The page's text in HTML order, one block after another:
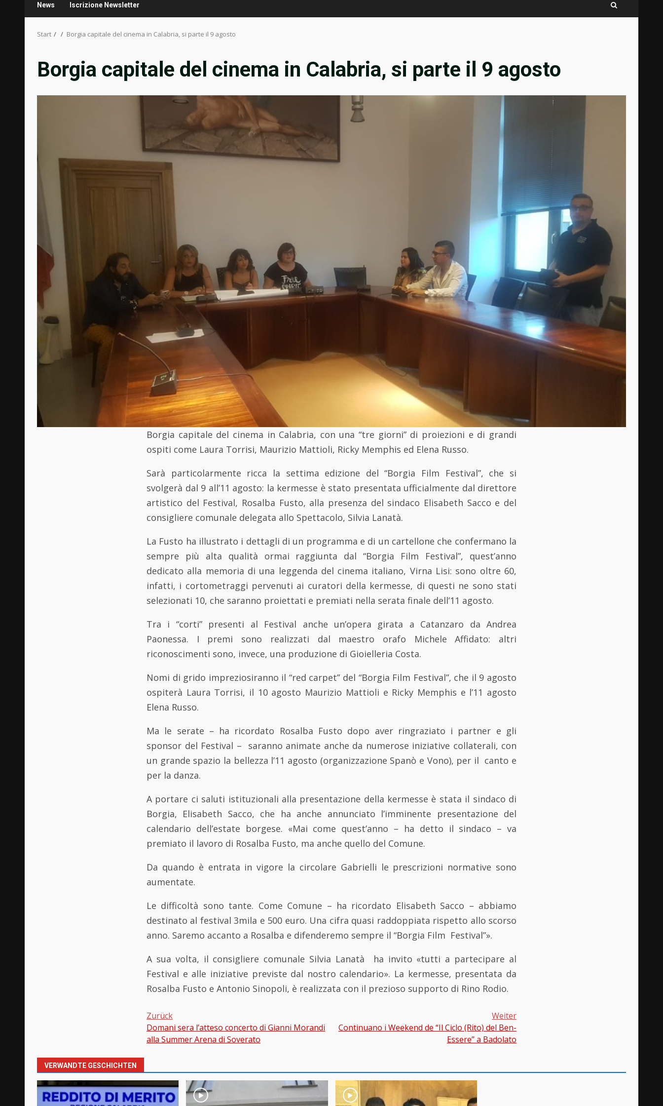
News Iscrizione Newsletter
Start Borgia capitale del cinema in Calabria, si parte il 9 agosto
Borgia capitale del cinema in Calabria, si parte il 9 agosto
Borgia capitale del cinema in Calabria, con una “tre giorni” di proiezioni e di grandi
ospiti come Laura Torrisi, Maurizio Mattioli, Ricky Memphis ed Elena Russo.
Sarà particolarmente ricca la settima edizione del “Borgia Film Festival”, che si
svolgerà dal 9 all’11 agosto: la kermesse è stato presentata ufficialmente dal direttore
artistico del Festival, Rosalba Fusto, alla presenza del sindaco Elisabeth Sacco e del
consigliere comunale delegata allo Spettacolo, Silvia Lanatà.
La Fusto ha illustrato i dettagli di un programma e di un cartellone che confermano la
sempre più alta qualità ormai raggiunta dal “Borgia Film Festival”, quest’anno
dedicato alla memoria di una leggenda del cinema italiano, Virna Lisi: sono oltre 60,
infatti, i cortometraggi pervenuti ai curatori della kermesse, di questi ne sono stati
selezionati 10, che saranno proiettati e premiati nella serata finale dell’11 agosto.
Tra i “corti” presenti al Festival anche un’opera girata a Catanzaro da Andrea
Paonessa. I premi sono realizzati dal maestro orafo Michele Affidato: altri
riconoscimenti sono, invece, una produzione di Gioielleria Costa.
Nomi di grido impreziosiranno il “red carpet” del “Borgia Film Festival”, che il 9 agosto
ospiterà Laura Torrisi, il 10 agosto Maurizio Mattioli e Ricky Memphis e l’11 agosto
Elena Russo.
Ma le serate – ha ricordato Rosalba Fusto dopo aver ringraziato i partner e gli
sponsor del Festival – saranno animate anche da numerose iniziative collaterali, con
un grande spazio la bellezza l’11 agosto (organizzazione Spanò e Vono), per il canto e
per la danza.
A portare ci saluti istituzionali alla presentazione della kermesse è stata il sindaco di
Borgia, Elisabeth Sacco, che ha anche annunciato l’imminente presentazione del
calendario dell’estate borgese. «Mai come quest’anno – ha detto il sindaco – va
premiato il lavoro di Rosalba Fusto, ma anche quello del Comune.
Da quando è entrata in vigore la circolare Gabrielli le prescrizioni normative sono
aumentate.
Le difficoltà sono tante. Come Comune – ha ricordato Elisabeth Sacco – abbiamo
destinato al festival 3mila e 500 euro. Una cifra quasi raddoppiata rispetto allo scorso
anno. Saremo accanto a Rosalba e difenderemo sempre il “Borgia Film Festival”».
A sua volta, il consigliere comunale Silvia Lanatà ha invito «tutti a partecipare al
Festival e alle iniziative previste dal nostro calendario». La kermesse, presentata da
Rosalba Fusto e Antonio Sinopoli, è realizzata con il prezioso supporto di Rino Rodio.
Beitragsnavigation
Zurück
Domani sera l’atteso concerto di Gianni Morandi
alla Summer Arena di Soverato
Weiter
Continuano i Weekend de “Il Ciclo (Rito) del Ben-
Essere” a Badolato
VERWANDTE GESCHICHTEN